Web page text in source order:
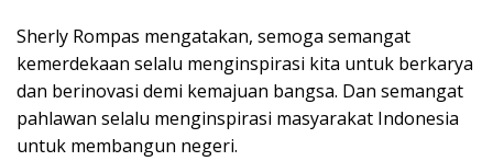
Sherly Rompas mengatakan, semoga semangat
kemerdekaan selalu menginspirasi kita untuk berkarya
dan berinovasi demi kemajuan bangsa. Dan semangat
pahlawan selalu menginspirasi masyarakat Indonesia
untuk membangun negeri.